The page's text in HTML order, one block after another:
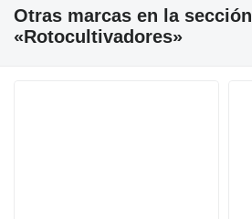
Otras marcas en la sección
«Rotocultivadores»